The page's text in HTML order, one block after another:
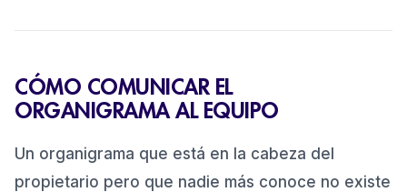
CÓMO COMUNICAR EL
ORGANIGRAMA AL EQUIPO
Un organigrama que está en la cabeza del
propietario pero que nadie más conoce no existe